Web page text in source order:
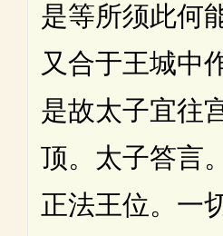
是等所须此何
又合于王城中
是故太子宜往
顶。太子答言
正法王位。一